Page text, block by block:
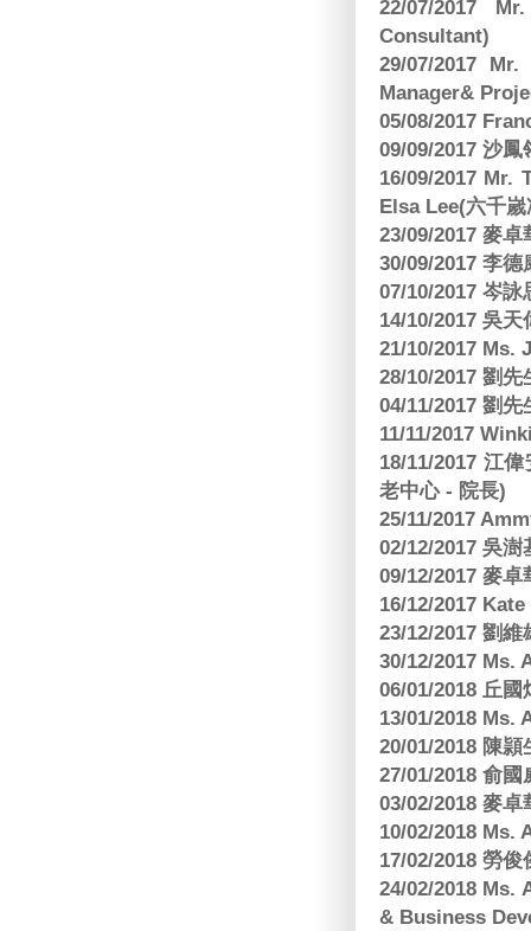
22/07/2017
Consultant)
29/07/2017
Manager&
05/08/2017
09/09/2017 沙
16/09/2017 Mr.
Elsa Lee(六千
23/09/2017 麥
30/09/2017 李
07/10/2017 岑
14/10/2017 吳
21/10/2017 Ms.
28/10/2017 劉
04/11/2017 劉
11/11/2017
18/11/2017 江
老中心 - 院長)
25/11/2017
02/12/2017 吳
09/12/2017 麥
16/12/2017
23/12/2017 劉
30/12/2017 Ms.
06/01/2018 丘
13/01/2018 Ms.
20/01/2018 陳
27/01/2018 俞
03/02/2018 麥
10/02/2018 Ms.
17/02/2018 勞
24/02/2018 Ms.
& Business